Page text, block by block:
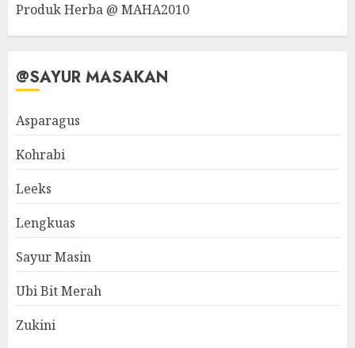
Produk Herba @ MAHA2010
@SAYUR MASAKAN
Asparagus
Kohrabi
Leeks
Lengkuas
Sayur Masin
Ubi Bit Merah
Zukini